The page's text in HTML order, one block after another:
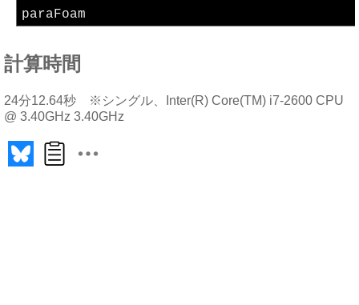
paraFoam
計算時間
24分12.64秒 ※シングル、Inter(R) Core(TM) i7-2600 CPU
@ 3.40GHz 3.40GHz